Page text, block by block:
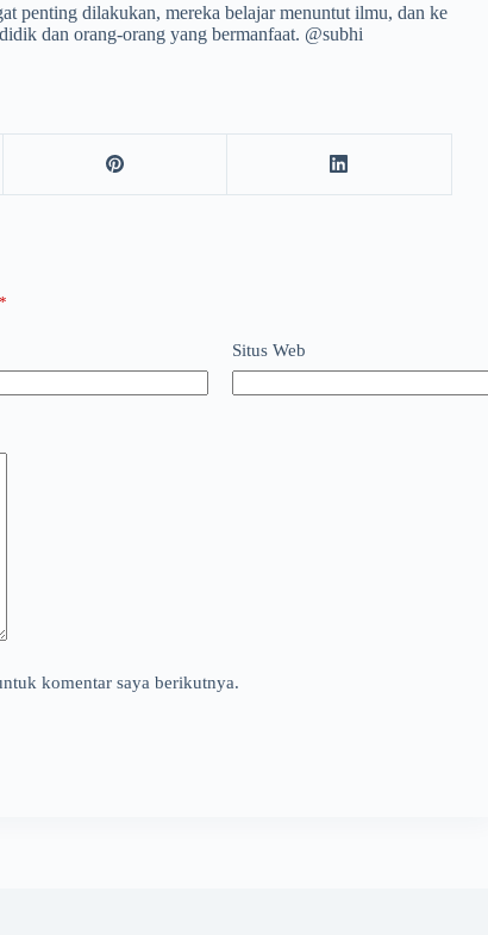
penting dilakukan, mereka belajar menuntut ilmu, dan ke
dan orang-orang yang bermanfaat. @subhi
*
Situs Web
komentar saya berikutnya.